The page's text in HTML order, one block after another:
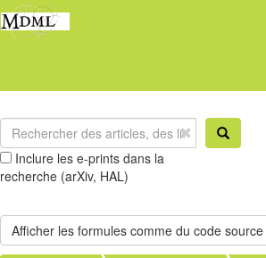
Inclure les e-prints dans la
recherche (arXiv, HAL)